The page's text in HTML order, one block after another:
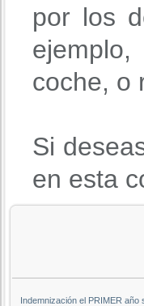
por los
coche, o
Si
en esta
Indemnización el PRIMER